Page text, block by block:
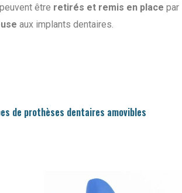
être retirés et remis en place par
aux implants dentaires.
de prothèses dentaires amovibles